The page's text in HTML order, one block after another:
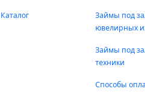
Каталог
Займы под
ювелирных
Займы под
техники
Способы